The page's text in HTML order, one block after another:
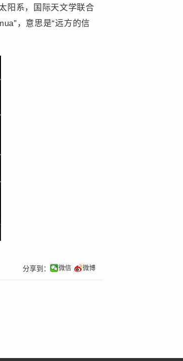
阳系，国际天文学联合
，意思是“远方的信
微信 微博
分享到：